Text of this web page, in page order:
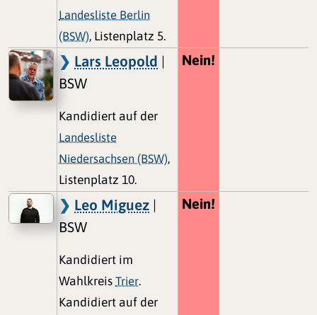
Landesliste Berlin
(BSW), Listenplatz 5.
Lars Leopold |
BSW
Kandidiert auf der
Landesliste
Niedersachsen (BSW),
Listenplatz 10.
Nein!
Leo Miguez |
BSW
Kandidiert im
Wahlkreis Trier.
Kandidiert auf der
Nein!